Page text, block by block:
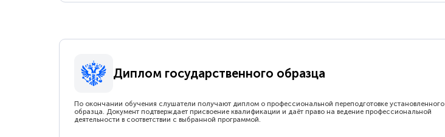
Диплом государственного образца
По окончании обучения слушатели получают диплом о профессиональной переподготовке установленного
образца. Документ подтверждает присвоение квалификации и даёт право на ведение профессиональной
деятельности в соответствии с выбранной программой.